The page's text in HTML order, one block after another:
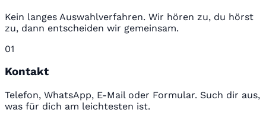
Kein langes Auswahlverfahren. Wir hören zu, du hörst
zu, dann entscheiden wir gemeinsam.
01
Kontakt
Telefon, WhatsApp, E-Mail oder Formular. Such dir aus,
was für dich am leichtesten ist.